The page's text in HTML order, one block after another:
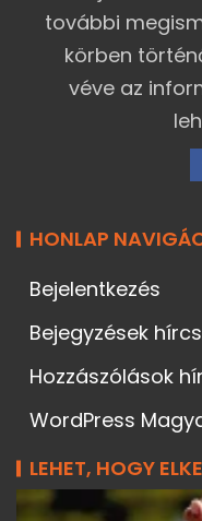
további
körben
véve az
HONLAP
Bejelentkezés
Bejegyzések
Hozzászólások
WordPress
LEHET, HOGY